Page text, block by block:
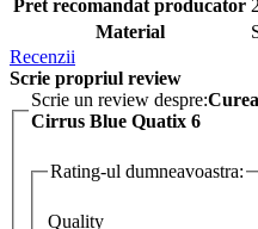
Pret recomandat producator
Material
Recenzii
Scrie propriul review
Scrie un review despre:
Cirrus Blue Quatix 6
Rating-ul dumneavoastra:
Quality